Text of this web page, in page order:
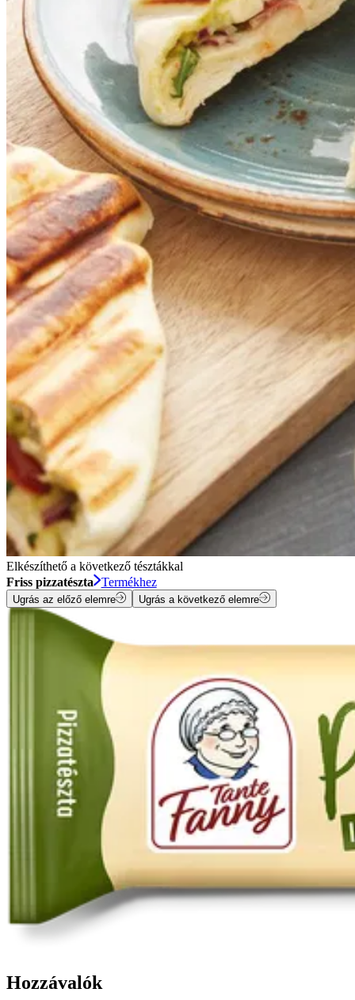
Elkészíthető a következő tésztákkal
Friss pizzatészta
Termékhez
Ugrás az előző elemre Ugrás a következő elemre
Hozzávalók